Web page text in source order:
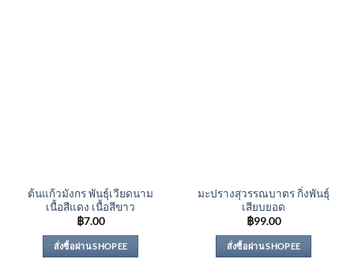
ต้นแก้วมังกร พันธุ์เวียดนาม
เนื้อสีแดง เนื้อสีขาว
฿7.00
สั่งซื้อผ่าน SHOPEE
มะปรางสุวรรณบาตร กิ่งพันธุ์
เสียบยอด
฿99.00
สั่งซื้อผ่าน SHOPEE